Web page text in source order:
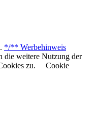
*/** Werbehinweis
die weitere Nutzung der
zu.
Cookie